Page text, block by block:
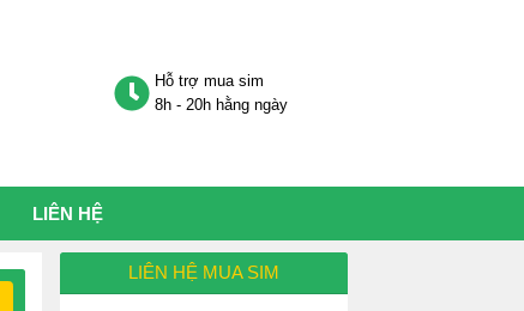
Hỗ trợ mua sim
8h - 20h hằng ngày
LIÊN HỆ
LIÊN HỆ MUA SIM